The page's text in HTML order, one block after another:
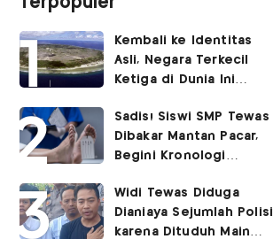
Kembali ke Identitas
Asli, Negara Terkecil
Ketiga di Dunia Ini
Nama
Sadis! Siswi SMP Tewas
Dibakar Mantan Pacar,
Begini Kronologi
Widi Tewas Diduga
Dianiaya Sejumlah Polisi
karena Dituduh Main